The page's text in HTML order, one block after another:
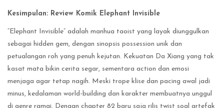
Kesimpulan: Review Komik Elephant Invisible
“Elephant Invisible” adalah manhua taoist yang layak diunggulkan
sebagai hidden gem, dengan sinopsis possession unik dan
petualangan roh yang penuh kejutan. Kekuatan Da Xiang yang tak
kasat mata bikin cerita segar, sementara action dan emosi
menjaga agar tetap nagih. Meski trope klise dan pacing awal jadi
minus, kedalaman world-building dan karakter membuatnya unggul
di genre ramai. Dengan chapter 82 baru saja rilis twist soal artefak